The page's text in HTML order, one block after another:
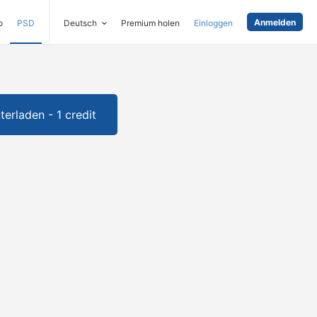
PSD Deutsch Premium holen Einloggen Anmelden
- 1 credit